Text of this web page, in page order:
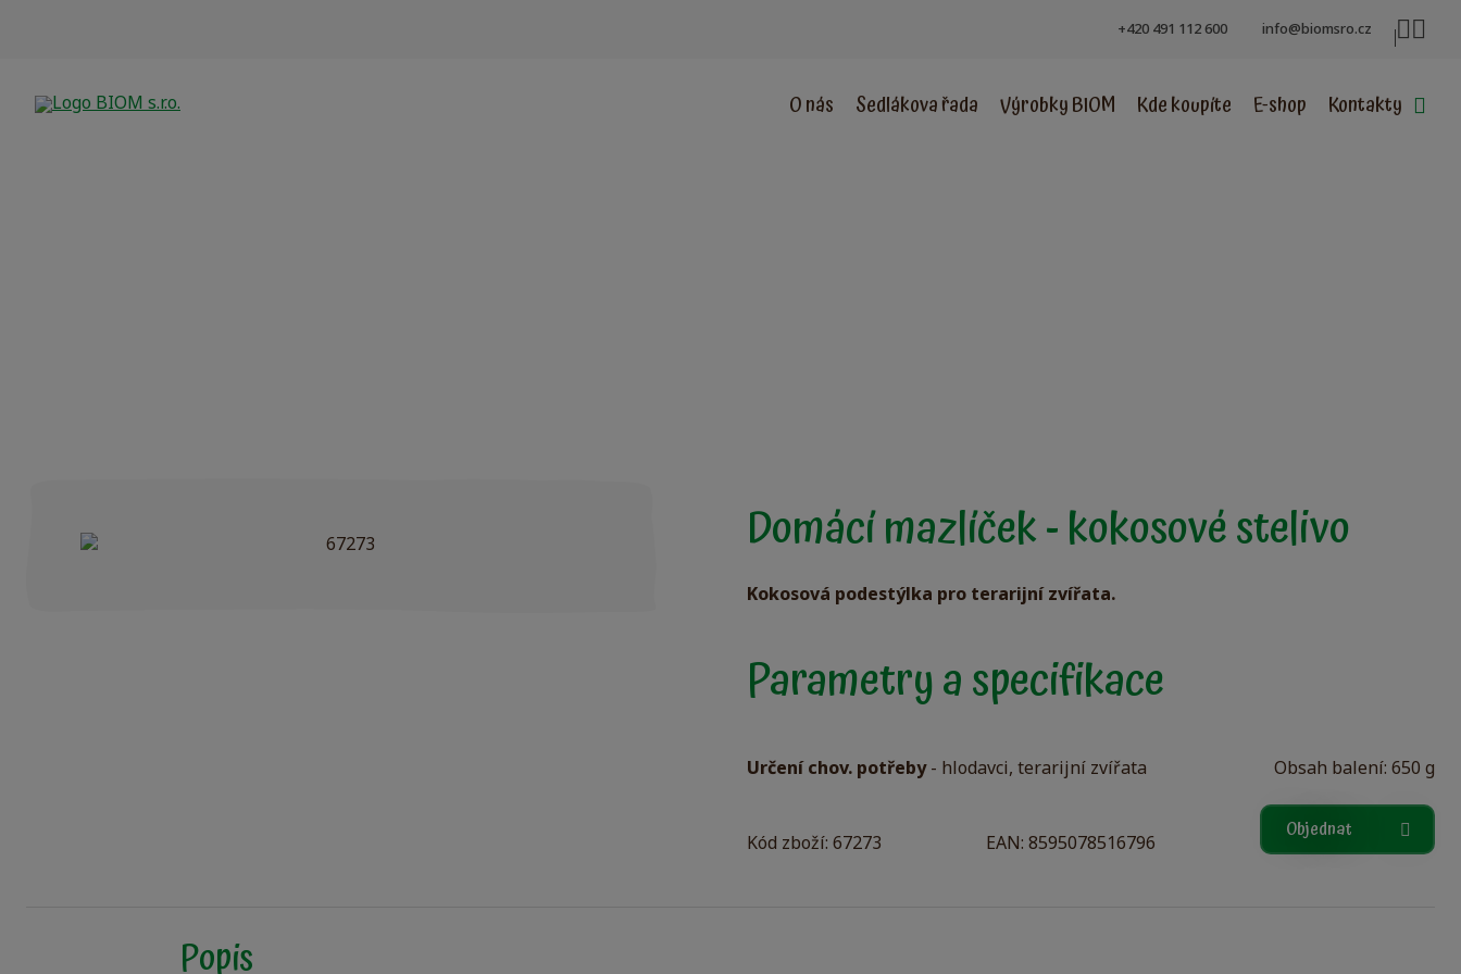
+420 491 112 600 info@biomsro.cz
O nás Sedlákova řada Výrobky BIOM Kde koupíte E-shop Kontakty
Domácí mazlíček - kokosové stelivo
Kokosová podestýlka pro terarijní zvířata.
Parametry a specifikace
Určení chov. potřeby- hlodavci, terarijní zvířata Obsah balení: 650 g
Kód zboží: 67273 EAN: 8595078516796
Objednat
Popis